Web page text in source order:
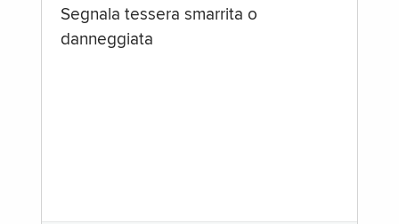
Segnala tessera smarrita o
danneggiata